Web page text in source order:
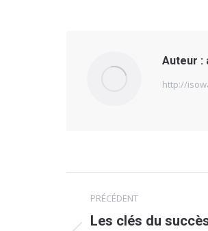
Auteur :
http://
Navigation
article
PRÉCÉDENT
Les clés du